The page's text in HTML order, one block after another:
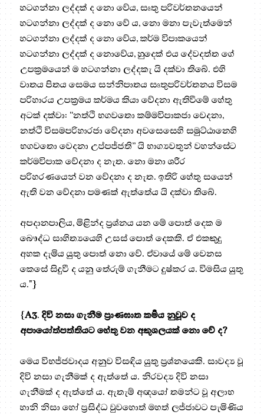
හටගන්නා ලද්දක් ද නො වේය, සෘතු පරිවර්තනයෙන්
හටගන්නා ලද්දක් ද නො වේ ය, නො මනා පැවැත්මෙන්
හටගන්නා ලද්දක් ද නො වේය, කර්ම විපාකයෙන්
හටගන්නා ලද්දක් ද නොවේය, හුදෙක් එය දේවදත්ත ගේ
උපක්‍ර‍මයෙන් ම හටගන්නා ලද්දකැ යි දක්වා තිබේ. එහි
වාතය පිතය සෙමය සන්නිපාතය සෘතුපරිවර්තනය විසම
පරිහාරය උපක්‍ර‍මය කර්මය කියා වේදනා ඇතිවීමේ හේතු
අටක් දක්වා: “නත්ථි භගවතො කම්මවිපාකජා වෙදනා,
නත්ථි විසමපරිහාරජා වේදනා අවසෙසෙහි සමුට්ඨානෙහි
භගවතො වෙදනා උප්පජ්ජති” යි භාග්‍යවතුන් වහන්සේට
කර්මවිපාක වේදනා ද නැත. නො මනා ශරීර
පරිහරණයෙන් වන වේදනා ද නැත. ඉතිරි හේතු සයෙන්
ඇති වන වේදනා පමණක් ඇත්තේය යි දක්වා තිබේ.
අපදානපාලිය, මිළින්ද ප්‍ර‍ශ්නය යන මේ පොත් දෙක ම
බෞද්ධ සාහිත්‍යයෙහි උසස් පොත් දෙකකි. ඒ එකකුදු
අහක දැමිය යුතු පොත් නො වේ. ඒවායේ මේ වෙනස
කෙසේ සිදුවී ද යනු තේරුම් ගැනීමට දුෂ්කර ය. විමසිය යුතු
ය."}
{A3.දිවි නසා ගැනීම ප්‍රාණඝාත කර්‍මය නුවූව ද
අපායෝත්පත්තියට හේතු වන අකුශලයක් නො වේ ද?
මෙය විභජ්ජවාදය අනුව විසඳිය යුතු ප්‍ර‍ශ්නයෙකි. සාවද්‍ය වූ
දිවි නසා ගැනීමක් ද ඇත්තේ ය. නිරවද්‍ය දිවි නසා
ගැනීමක් ද ඇත්තේ ය. ඇතැම් අඥයෝ තමන්ට වූ අලාභ
හානි නිසා හෝ ප්‍ර‍සිද්ධ වුවහොත් මහත් ලජ්ජාවට පැමිණිය